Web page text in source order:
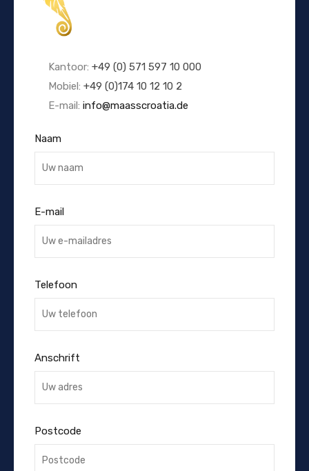
Kantoor: +49 (0) 571 597 10 000
Mobiel: +49 (0)174 10 12 10 2
E-mail: info@maasscroatia.de
Naam
E-mail
Telefoon
Anschrift
Postcode